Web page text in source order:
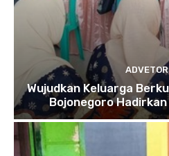
Wujudkan Keluarga
Bojonegoro